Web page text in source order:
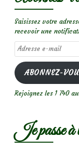
Saisissez votre
recevoir une
Adresse
e-
mail
ABONNEZ-
Rejoignez les 1 740
Je passe à